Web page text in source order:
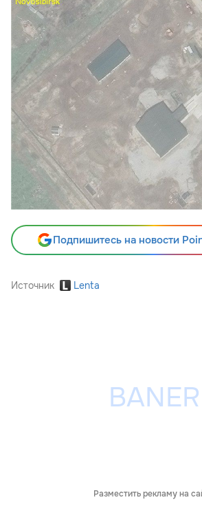
Подпишитесь на новости
Источник Lenta
Разместить рекламу на